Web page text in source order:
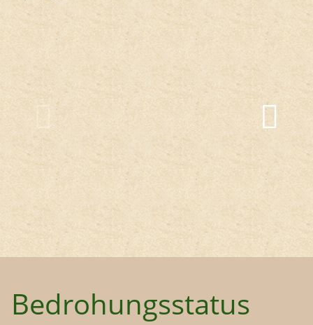
Bedrohungsstatus